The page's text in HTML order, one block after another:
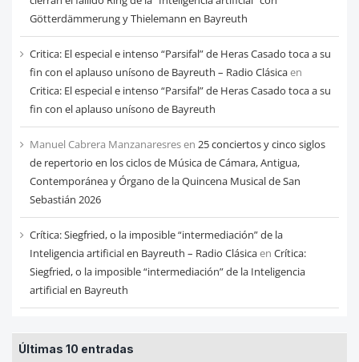
Götterdämmerung y Thielemann en Bayreuth
Critica: El especial e intenso “Parsifal” de Heras Casado toca a su
fin con el aplauso unísono de Bayreuth – Radio Clásicaen
Critica: El especial e intenso “Parsifal” de Heras Casado toca a su
fin con el aplauso unísono de Bayreuth
Manuel Cabrera Manzanaresresen 25 conciertos y cinco siglos
de repertorio en los ciclos de Música de Cámara, Antigua,
Contemporánea y Órgano de la Quincena Musical de San
Sebastián 2026
Crítica: Siegfried, o la imposible “intermediación” de la
Inteligencia artificial en Bayreuth – Radio Clásicaen Crítica:
Siegfried, o la imposible “intermediación” de la Inteligencia
artificial en Bayreuth
Últimas 10 entradas